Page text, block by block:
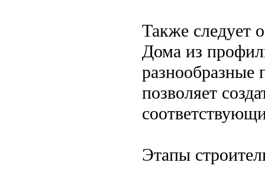
Также следует
Дома из
разнообразные
позволяет
Этапы